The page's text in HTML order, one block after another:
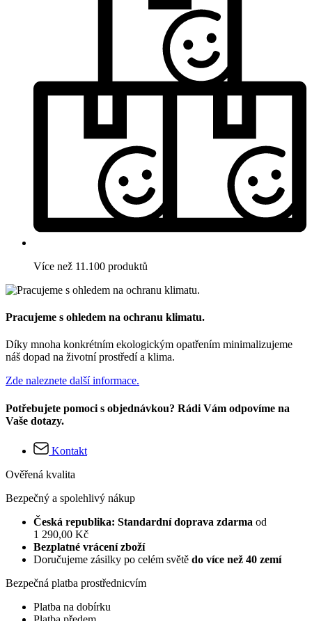
Více než 11.100 produktů
Pracujeme s ohledem na ochranu klimatu.
Díky mnoha konkrétním ekologickým opatřením minimalizujeme
náš dopad na životní prostředí a klima.
Zde naleznete další informace.
Potřebujete pomoci s objednávkou? Rádi Vám odpovíme na
Vaše dotazy.
Kontakt
Ověřená kvalita
Bezpečný a spolehlivý nákup
Česká republika: Standardní doprava zdarma od
1 290,00 Kč
Bezplatné vrácení zboží
Doručujeme zásilky po celém světě do více než 40 zemí
Bezpečná platba prostřednicvím
Platba na dobírku